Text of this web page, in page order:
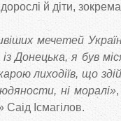
дорослі й діти,
мечетей
із Донецька, я був
лиходіїв, що
ні моралі»
Ісмагілов.